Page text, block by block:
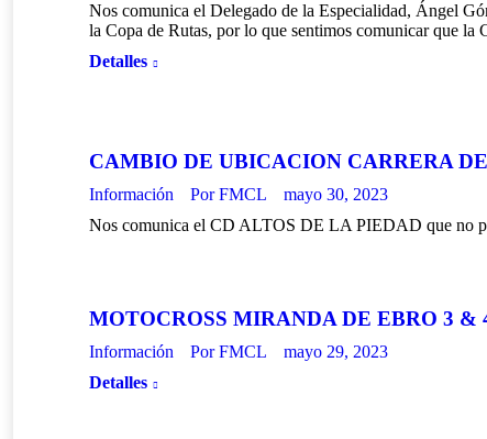
Nos comunica el Delegado de la Especialidad, Ángel
la Copa de Rutas, por lo que sentimos comunicar que la
Detalles
CAMBIO DE UBICACION CARRERA
Información PorFMCL
mayo 30, 2023
Nos comunica el CD ALTOS DE LA PIEDAD que no
MOTOCROSS MIRANDA DE EBRO 3 &
Información PorFMCL
mayo 29, 2023
Detalles